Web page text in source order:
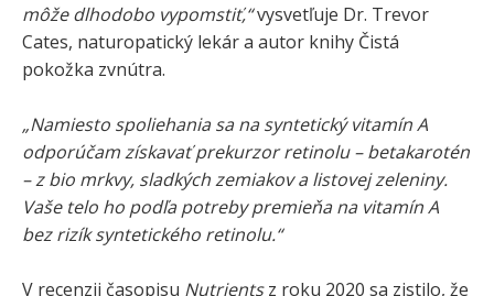
môže dlhodobo vypomstiť,“vysvetľuje Dr. Trevor
Cates, naturopatický lekár a autor knihy Čistá
pokožka zvnútra.
„Namiesto spoliehania sa na syntetický vitamín A
odporúčam získavať prekurzor retinolu – betakarotén
– z bio mrkvy, sladkých zemiakov a listovej zeleniny.
Vaše telo ho podľa potreby premieňa na vitamín A
bez rizík syntetického retinolu.“
V recenzii časopisu Nutrientsz roku 2020 sa zistilo, že